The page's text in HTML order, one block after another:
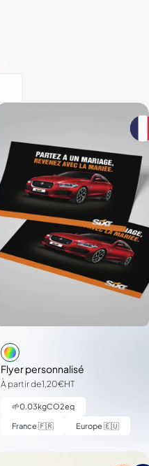
Flyer personnalisé
À partir de1,20€HT
🌱0.03kgCO2eq
France 🇫🇷 Europe 🇪🇺